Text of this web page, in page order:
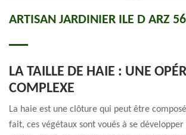
ARTISAN JARDINIER ILE D ARZ
LA TAILLE DE HAIE : UNE
COMPLEXE
La haie est une clôture qui peut être
fait, ces végétaux sont voués à se